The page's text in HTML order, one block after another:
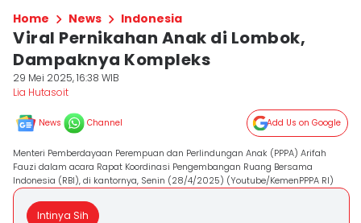
Home News Indonesia
Viral Pernikahan Anak di Lombok,
Dampaknya Kompleks
29 Mei 2025, 16:38 WIB
Lia Hutasoit
News Channel Add Us on Google
Menteri Pemberdayaan Perempuan dan Perlindungan Anak (PPPA) Arifah
Fauzi dalam acara Rapat Koordinasi Pengembangan Ruang Bersama
Indonesia (RBI), di kantornya, Senin (28/4/2025) (Youtube/KemenPPPA RI)
Intinya Sih